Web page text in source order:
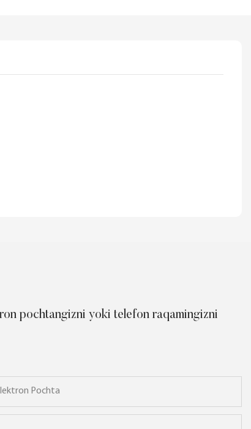
pochtangizni yoki telefon raqamingizni
Pochta